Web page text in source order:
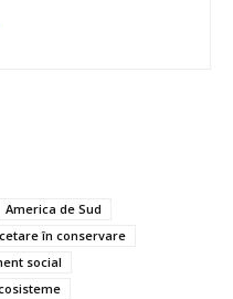
America de Sud
în conservare
social